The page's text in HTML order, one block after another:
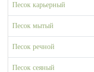
Песок карьерный
Песок мытый
Песок речной
Песок сеяный